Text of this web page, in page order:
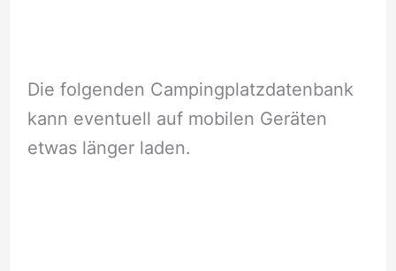
Die folgenden Campingplatzdatenbank
kann eventuell auf mobilen Geräten
etwas länger laden.